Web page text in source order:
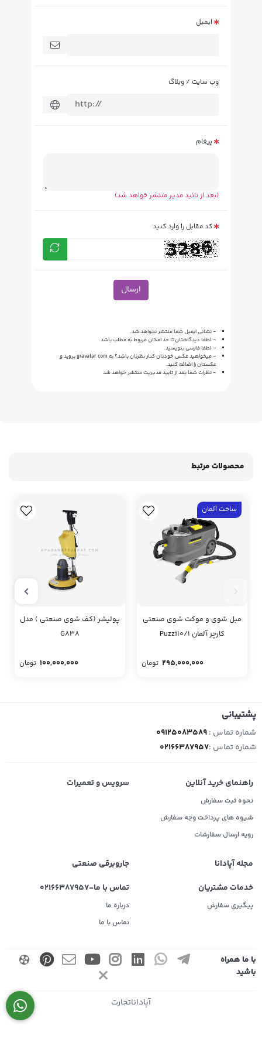
ایمیل
وب سایت / وبلاگ
پیغام
(بعد از تائید مدیر منتشر خواهد شد)
کد مقابل را وارد کنید
ارسال
- نشانی ایمیل شما منتشر نخواهد شد.
- لطفا دیدگاهتان تا حد امکان مربوط به مطلب باشد.
- لطفا فارسی بنویسید.
- میخواهید عکس خودتان کنار نظرتان باشد؟ به gravatar.comبروید و
عکستان را اضافه کنید.
- نظرات شما بعد از تایید مدیریت منتشر خواهد شد
محصولات مرتبط
ساخت آلمان
مبل شوی و موکت شوی صنعتی
کارچر آلمان Puzzi10/1
295,000,000 تومان
پولیشر (کف شوی صنعتی ) مدل
G838
100,000,000 تومان
پشتیبانی
شماره تماس :09125083589
شماره تماس :02166387957
راهنمای خرید آنلاین
نحوه ثبت سفارش
شیوه های پرداخت وجه سفارش
رویه ارسال سفارشات
سرویس و تعمیرات
مجله آپادانا
جاروبرقی صنعتی
خدمات مشتریان
پیگیری سفارش
تماس با ما-02166387957
درباره ما
تماس با ما
با ما همراه
باشید
آپاداناتجارت